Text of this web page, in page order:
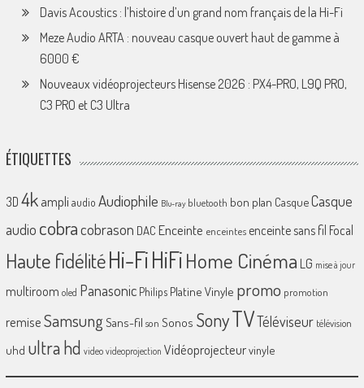
Davis Acoustics : l’histoire d’un grand nom français de la Hi-Fi
Meze Audio ARTA : nouveau casque ouvert haut de gamme à
6000 €
Nouveaux vidéoprojecteurs Hisense 2026 : PX4-PRO, L9Q PRO,
C3 PRO et C3 Ultra
ÉTIQUETTES
3D 4k ampliaudio Audiophile Blu-ray bluetooth bon plan CasqueCasque
audio cobracobrason DAC Enceinte enceintes enceinte sans fil Focal
Haute fidélitéHi-FiHiFiHome Cinéma LG mise à jour
multiroom oled Panasonic Philips Platine Vinyle promo promotion
remiseSamsungSans-fil son Sonos SonyTVTéléviseur télévision
uhd ultra hd video videoprojection Vidéoprojecteurvinyle